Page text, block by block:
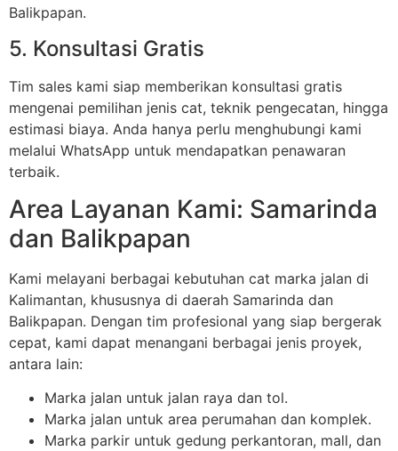
Balikpapan.
5. Konsultasi Gratis
Tim sales kami siap memberikan konsultasi gratis
mengenai pemilihan jenis cat, teknik pengecatan, hingga
estimasi biaya. Anda hanya perlu menghubungi kami
melalui WhatsApp untuk mendapatkan penawaran
terbaik.
Area Layanan Kami: Samarinda
dan Balikpapan
Kami melayani berbagai kebutuhan cat marka jalan di
Kalimantan, khususnya di daerah Samarinda dan
Balikpapan. Dengan tim profesional yang siap bergerak
cepat, kami dapat menangani berbagai jenis proyek,
antara lain:
Marka jalan untuk jalan raya dan tol.
Marka jalan untuk area perumahan dan komplek.
Marka parkir untuk gedung perkantoran, mall, dan